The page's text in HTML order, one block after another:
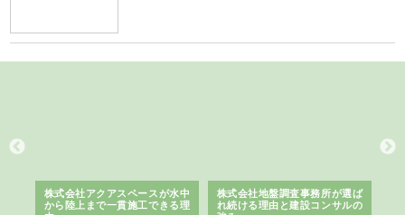
株式会社アクアスペースが水中
から陸上まで一貫施工できる理
株式会社地盤調査事務所が選ば
れ続ける理由と建設コンサルの